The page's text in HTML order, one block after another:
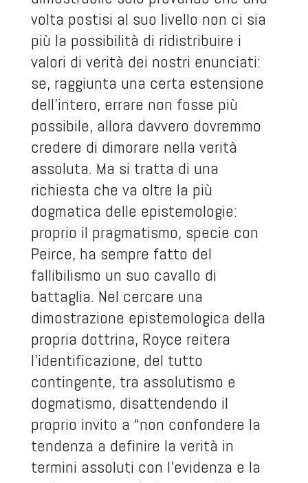
volta postisi al suo livello non ci sia
più la possibilità di ridistribuire i
valori di verità dei nostri enunciati:
se, raggiunta una certa estensione
dell’intero, errare non fosse più
possibile, allora davvero dovremmo
credere di dimorare nella verità
assoluta. Ma si tratta di una
richiesta che va oltre la più
dogmatica delle epistemologie:
proprio il pragmatismo, specie con
Peirce, ha sempre fatto del
fallibilismo un suo cavallo di
battaglia. Nel cercare una
dimostrazione epistemologica della
propria dottrina, Royce reitera
l’identificazione, del tutto
contingente, tra assolutismo e
dogmatismo, disattendendo il
proprio invito a “non confondere la
tendenza a definire la verità in
termini assoluti con l’evidenza e la